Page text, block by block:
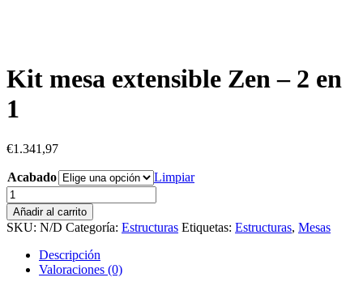
Kit mesa extensible Zen – 2 en
1
€1.341,97
Acabado
Limpiar
Kit
mesa
extensible
Zen
Añadir al carrito
SKU: N/D Categoría: Estructuras Etiquetas: Estructuras, Mesas
Descripción
Valoraciones (0)